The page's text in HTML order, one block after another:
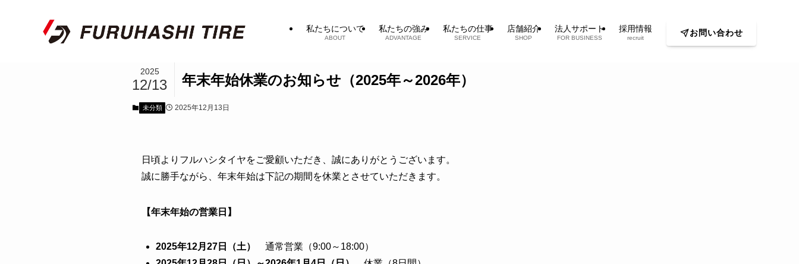
私たちについて
ABOUT
私たちの強み
ADVANTAGE
私たちの仕事
SERVICE
店舗紹介
SHOP
法人サポート
FOR BUSINESS
採用情報
recruit
お問い合わせ
年末年始休業のお知らせ（2025年～2026年）
2025
12/13
未分類 2025年12月13日
日頃よりフルハシタイヤをご愛顧いただき、誠にありがとうございます。
誠に勝手ながら、年末年始は下記の期間を休業とさせていただきます。
【年末年始の営業日】
2025年12月27日（土）
通常営業（9:00～18:00）